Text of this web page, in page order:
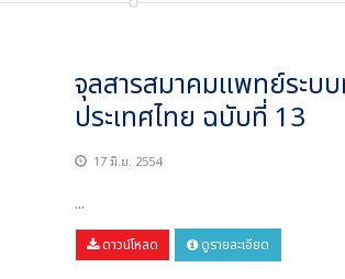
จุลสารสมาคมแพทย์ระบบ
ประเทศไทย ฉบับที่ 13
17 มิ.ย. 2554
...
ดาวน์โหลด ดูรายละเอียด